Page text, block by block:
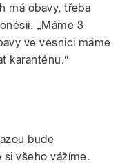
má obavy, třeba
„Máme 3
ve vesnici máme
karanténu.“
bude
všeho vážíme.